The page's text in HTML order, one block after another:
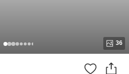
36